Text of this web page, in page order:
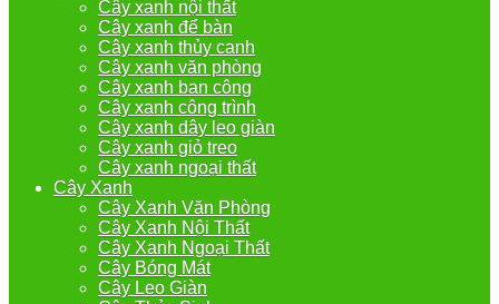
Cây xanh nội thất
Cây xanh để bàn
Cây xanh thủy canh
Cây xanh văn phòng
Cây xanh ban công
Cây xanh công trình
Cây xanh dây leo giàn
Cây xanh giỏ treo
Cây xanh ngoại thất
Cây Xanh
Cây Xanh Văn Phòng
Cây Xanh Nội Thất
Cây Xanh Ngoại Thất
Cây Bóng Mát
Cây Leo Giàn